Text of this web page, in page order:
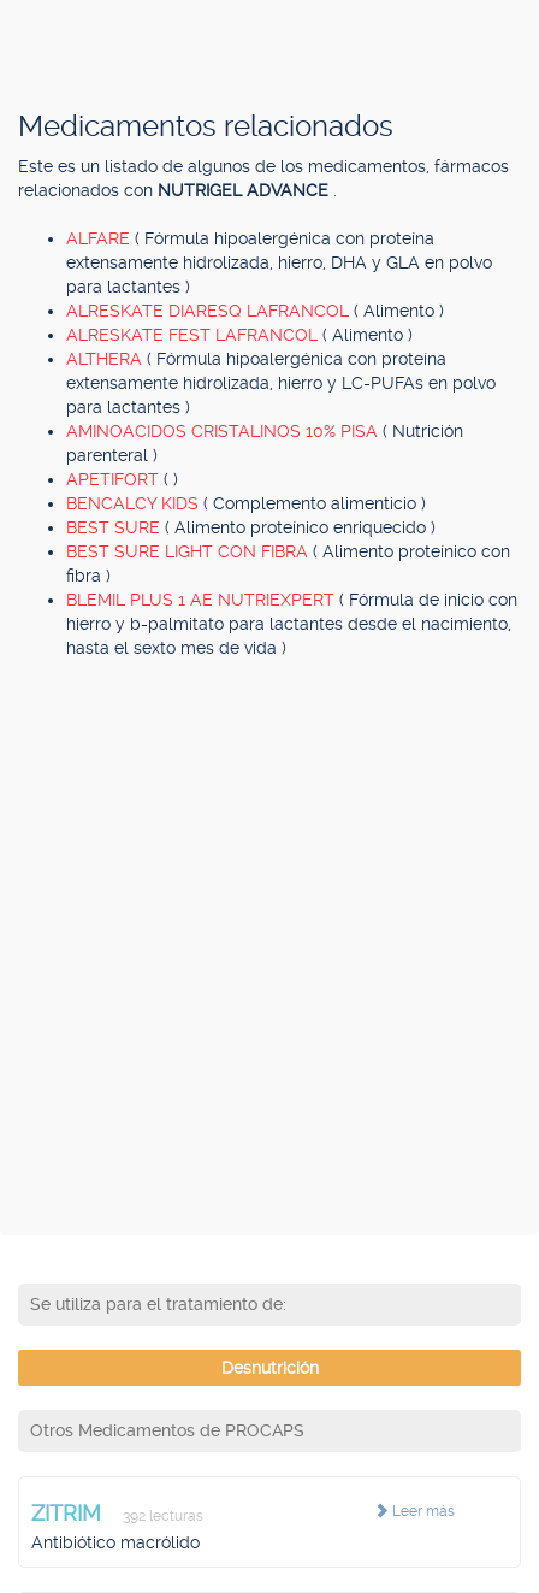
Medicamentos relacionados
Este es un listado de algunos de los medicamentos, fármacos
relacionados con NUTRIGEL ADVANCE
ALFARE ( Fórmula hipoalergénica con proteína
extensamente hidrolizada, hierro, DHA y GLA en polvo
para lactantes )
ALRESKATE DIARESQ LAFRANCOL ( Alimento )
ALRESKATE FEST LAFRANCOL ( Alimento )
ALTHERA ( Fórmula hipoalergénica con proteína
extensamente hidrolizada, hierro y LC-PUFAs en polvo
para lactantes )
AMINOACIDOS CRISTALINOS 10% PISA ( Nutrición
parenteral )
APETIFORT ( )
BENCALCY KIDS ( Complemento alimenticio )
BEST SURE ( Alimento proteínico enriquecido )
BEST SURE LIGHT CON FIBRA ( Alimento proteínico con
fibra )
BLEMIL PLUS 1 AE NUTRIEXPERT ( Fórmula de inicio con
hierro y b-palmitato para lactantes desde el nacimiento,
hasta el sexto mes de vida )
Se utiliza para el tratamiento de:
Desnutrición
Otros Medicamentos de PROCAPS
Leer más
ZITRIM 392 lecturas
Antibiótico macrólido